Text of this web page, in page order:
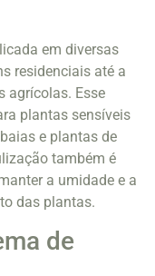
em diversas
residenciais até a
agrícolas. Esse
plantas sensíveis
e plantas de
também é
a umidade e a
das plantas.
de